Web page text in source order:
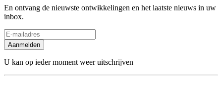
En ontvang de nieuwste ontwikkelingen en het laatste nieuws in uw
inbox.
Aanmelden
U kan op ieder moment weer uitschrijven